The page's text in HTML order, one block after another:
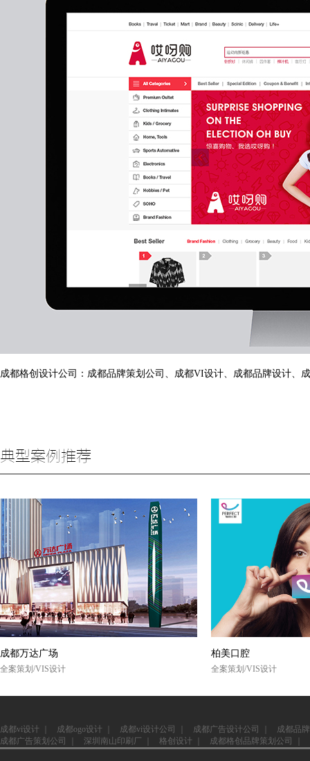
成都格创设计公司： 成都品牌策划公司 、 成都VI设计、 成都品牌设计、
典型案例推荐
成都万达广场
全案策划/VIS设计
柏美口腔
全案策划/VIS设计
成都vi设计 成都ogo设计 成都vi设计公司 成都广告设计公司
成都品
成都广告策划公司
深圳南山印刷厂 格创设计 成都格创品牌策划公司